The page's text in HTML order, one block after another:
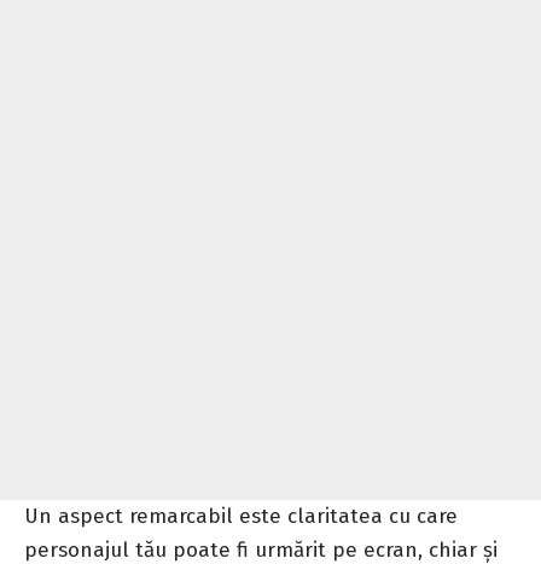
Un aspect remarcabil este claritatea cu care
personajul tău poate fi urmărit pe ecran, chiar și